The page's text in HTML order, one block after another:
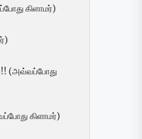
கிளாமர்)
(அவ்வப்போது
கிளாமர்)